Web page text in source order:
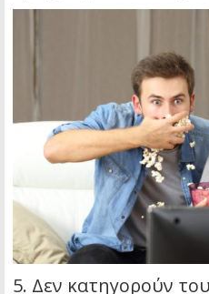
5. Δεν κατηγορούν